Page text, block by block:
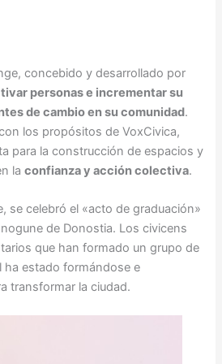
concebido y desarrollado por
personas e incrementar su
de cambio en su comunidad.
los propósitos de VoxCivica,
para la construcción de espacios y
laconfianza y acción colectiva.
se celebró el «acto de graduación»
de Donostia. Los civicens
que han formado un grupo de
ha estado formándose e
transformar la ciudad.